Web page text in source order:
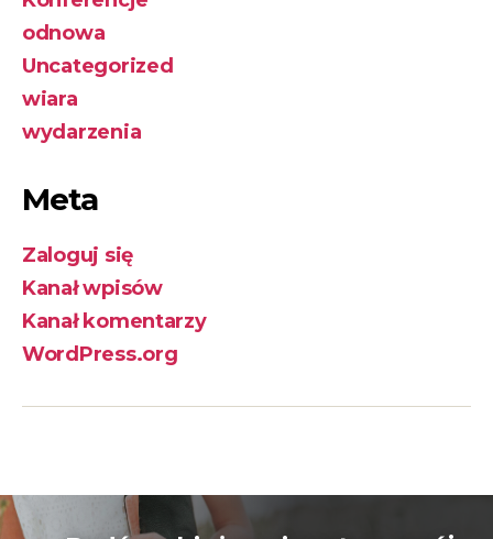
odnowa
Uncategorized
wiara
wydarzenia
Meta
Zaloguj się
Kanał wpisów
Kanał komentarzy
WordPress.org